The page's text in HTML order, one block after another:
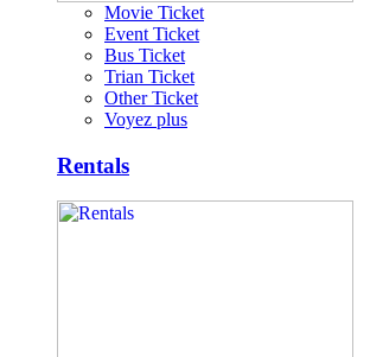
Movie Ticket
Event Ticket
Bus Ticket
Trian Ticket
Other Ticket
Voyez plus
Rentals